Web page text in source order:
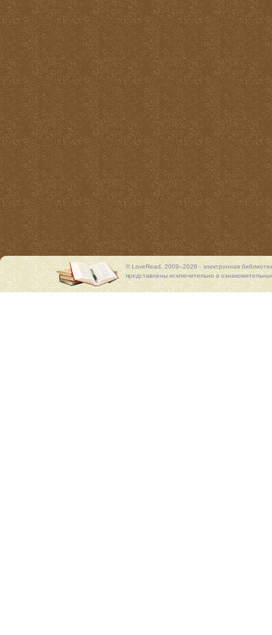
© LoveRead, 2009–2026 - электронная
представлены исключительно в